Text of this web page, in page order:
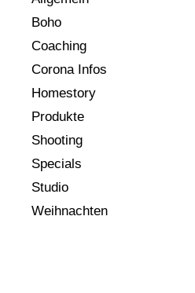
Boho
Coaching
Corona Infos
Homestory
Produkte
Shooting
Specials
Studio
Weihnachten